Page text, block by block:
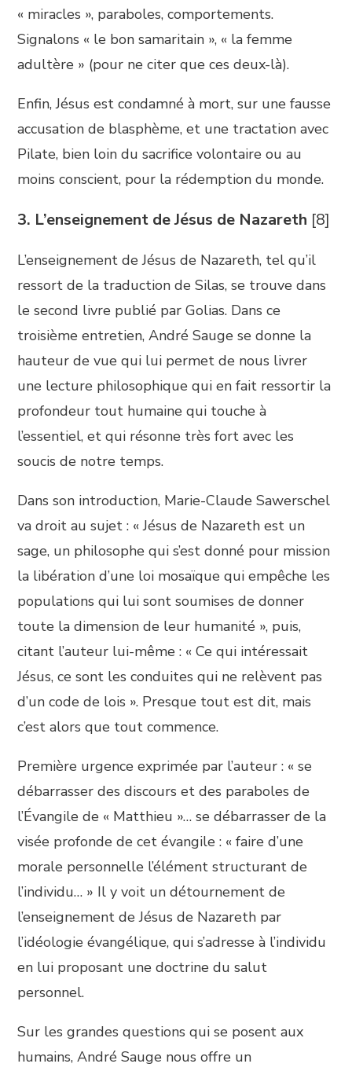
« miracles », paraboles, comportements.
Signalons « le bon samaritain », « la femme
adultère » (pour ne citer que ces deux-là).
Enfin, Jésus est condamné à mort, sur une fausse
accusation de blasphème, et une tractation avec
Pilate, bien loin du sacrifice volontaire ou au
moins conscient, pour la rédemption du monde.
3. L’enseignement de Jésus de Nazareth [8]
L’enseignement de Jésus de Nazareth, tel qu’il
ressort de la traduction de Silas, se trouve dans
le second livre publié par Golias. Dans ce
troisième entretien, André Sauge se donne la
hauteur de vue qui lui permet de nous livrer
une lecture philosophique qui en fait ressortir la
profondeur tout humaine qui touche à
l’essentiel, et qui résonne très fort avec les
soucis de notre temps.
Dans son introduction, Marie-Claude Sawerschel
va droit au sujet : « Jésus de Nazareth est un
sage, un philosophe qui s’est donné pour mission
la libération d’une loi mosaïque qui empêche les
populations qui lui sont soumises de donner
toute la dimension de leur humanité », puis,
citant l’auteur lui-même : « Ce qui intéressait
Jésus, ce sont les conduites qui ne relèvent pas
d’un code de lois ». Presque tout est dit, mais
c’est alors que tout commence.
Première urgence exprimée par l’auteur : « se
débarrasser des discours et des paraboles de
l’Évangile de « Matthieu »… se débarrasser de la
visée profonde de cet évangile : « faire d’une
morale personnelle l’élément structurant de
l’individu… » Il y voit un détournement de
l’enseignement de Jésus de Nazareth par
l’idéologie évangélique, qui s’adresse à l’individu
en lui proposant une doctrine du salut
personnel.
Sur les grandes questions qui se posent aux
humains, André Sauge nous offre un